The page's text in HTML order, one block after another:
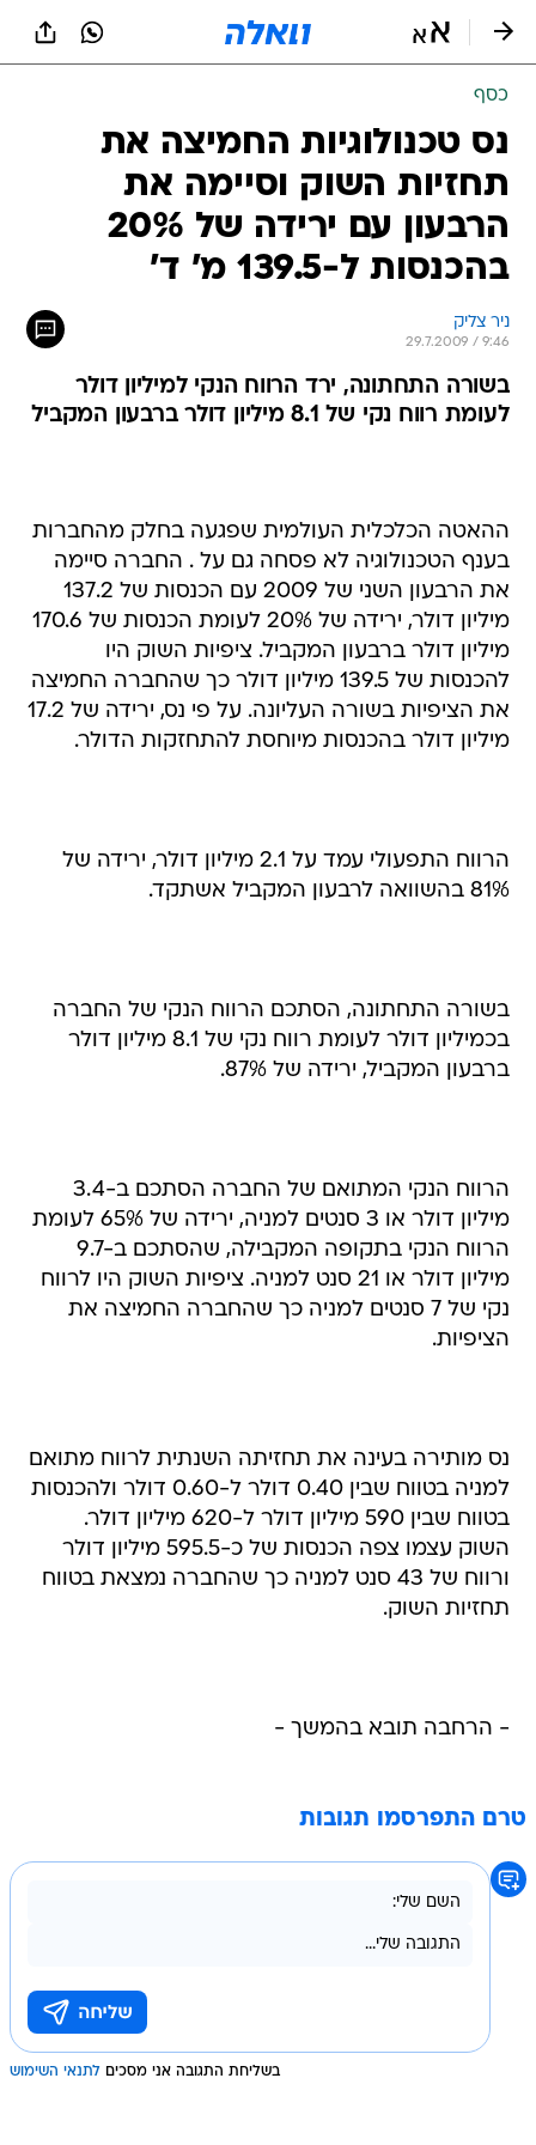
כסף
נס טכנולוגיות החמיצה את
תחזיות השוק וסיימה את
הרבעון עם ירידה של 20%
בהכנסות ל-139.5 מ' ד'
ניר צליק
29.7.2009 / 9:46
בשורה התחתונה, ירד הרווח הנקי למיליון דולר
לעומת רווח נקי של 8.1 מיליון דולר ברבעון המקביל
ההאטה הכלכלית העולמית שפגעה בחלק מהחברות
בענף הטכנולוגיה לא פסחה גם על . החברה סיימה
את הרבעון השני של 2009 עם הכנסות של 137.2
מיליון דולר, ירידה של 20% לעומת הכנסות של 170.6
מיליון דולר ברבעון המקביל. ציפיות השוק היו
להכנסות של 139.5 מיליון דולר כך שהחברה החמיצה
את הציפיות בשורה העליונה. על פי נס, ירידה של 17.2
מיליון דולר בהכנסות מיוחסת להתחזקות הדולר.
הרווח התפעולי עמד על 2.1 מיליון דולר, ירידה של
81% בהשוואה לרבעון המקביל אשתקד.
בשורה התחתונה, הסתכם הרווח הנקי של החברה
בכמיליון דולר לעומת רווח נקי של 8.1 מיליון דולר
ברבעון המקביל, ירידה של 87%.
הרווח הנקי המתואם של החברה הסתכם ב-3.4
מיליון דולר או 3 סנטים למניה, ירידה של 65% לעומת
הרווח הנקי בתקופה המקבילה, שהסתכם ב-9.7
מיליון דולר או 21 סנט למניה. ציפיות השוק היו לרווח
נקי של 7 סנטים למניה כך שהחברה החמיצה את
הציפיות.
נס מותירה בעינה את תחזיתה השנתית לרווח מתואם
למניה בטווח שבין 0.40 דולר ל-0.60 דולר ולהכנסות
בטווח שבין 590 מיליון דולר ל-620 מיליון דולר.
השוק עצמו צפה הכנסות של כ-595.5 מיליון דולר
ורווח של 43 סנט למניה כך שהחברה נמצאת בטווח
תחזיות השוק.
- הרחבה תובא בהמשך -
טרם התפרסמו תגובות
בשליחת התגובה אני מסכים לתנאי השימוש